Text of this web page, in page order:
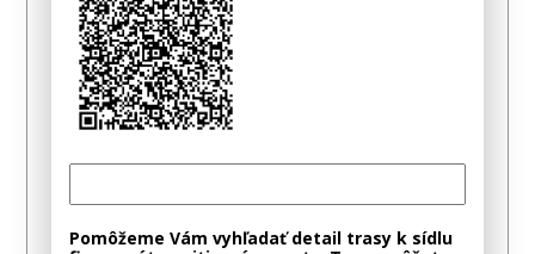
Pomôžeme Vám vyhľadať detail trasy k sídlu